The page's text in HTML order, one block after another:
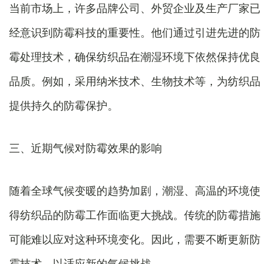
当前市场上，许多品牌公司、外贸企业及生产厂家已
经意识到防霉科技的重要性。他们通过引进先进的防
霉处理技术，确保纺织品在潮湿环境下依然保持优良
品质。例如，采用纳米技术、生物技术等，为纺织品
提供持久的防霉保护。
三、近期气候对防霉效果的影响
随着全球气候变暖的趋势加剧，潮湿、高温的环境使
得纺织品的防霉工作面临更大挑战。传统的防霉措施
可能难以应对这种环境变化。因此，需要不断更新防